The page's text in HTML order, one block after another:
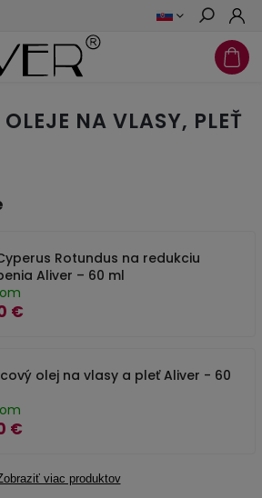
Hľadať
NA VLASY, PLEŤ
Rotundus na redukciu
Aliver – 60 ml
€
olej na vlasy a pleť Aliver - 60
€
viac produktov